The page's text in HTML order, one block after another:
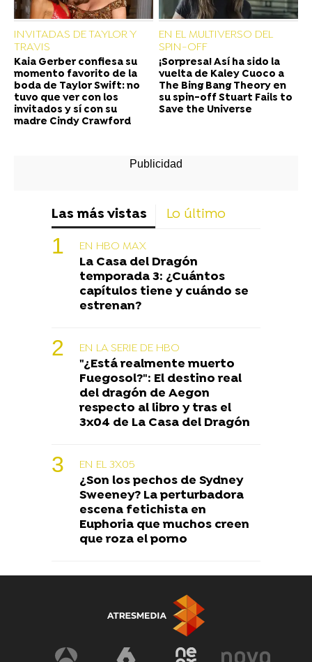
INVITADAS DE TAYLOR Y
TRAVIS
Kaia Gerber confiesa su
momento favorito de la
boda de Taylor Swift: no
tuvo que ver con los
invitados y sí con su
madre Cindy Crawford
EN EL MULTIVERSO DEL
SPIN-OFF
¡Sorpresa! Así ha sido la
vuelta de Kaley Cuoco a
The Bing Bang Theory en
su spin-off Stuart Fails to
Save the Universe
Las más vistas Lo último
EN HBO MAX
La Casa del Dragón
temporada 3: ¿Cuántos
capítulos tiene y cuándo se
estrenan?
EN LA SERIE DE HBO
"¿Está realmente muerto
Fuegosol?": El destino real
del dragón de Aegon
respecto al libro y tras el
3x04 de La Casa del Dragón
EN EL 3X05
¿Son los pechos de Sydney
Sweeney? La perturbadora
escena fetichista en
Euphoria que muchos creen
que roza el porno